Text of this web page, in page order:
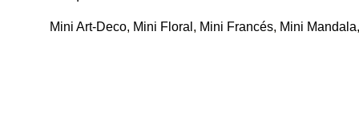
Mini Art-Deco, Mini Floral , Mini Francés, Mini Mandala